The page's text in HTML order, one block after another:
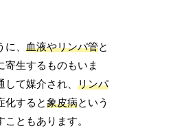
に、血液やリンパ管と
寄生するものもいま
して媒介され、リンパ
化すると象皮病という
ともあります。